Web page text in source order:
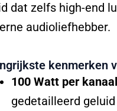
dat zelfs high-end
audioliefhebber.
kenmerken
100 Watt per kanaal
gedetailleerd geluid